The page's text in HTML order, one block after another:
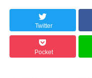
Twitter
Pocket